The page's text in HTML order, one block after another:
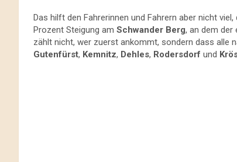
Das hilft den Fahrerinnen und Fahrern aber nicht
Prozent Steigung am Schwander Berg, an dem der
zählt nicht, wer zuerst ankommt, sondern dass alle
Gutenfürst, Kemnitz, Dehles, Rodersdorf und